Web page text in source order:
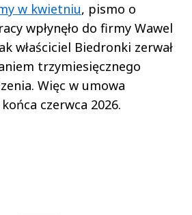
w kwietniu, pismo o
wpłynęło do firmy Wawel
właściciel Biedronki zerwał
trzymiesięcznego
Więc w umowa
czerwca 2026.